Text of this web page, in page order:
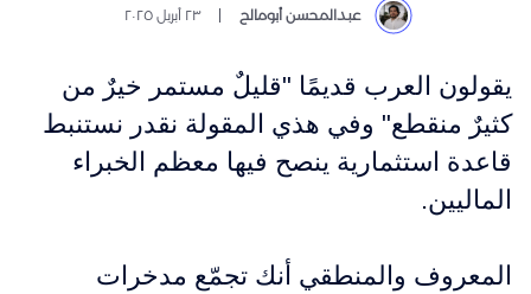
عبدالمحسن أبومالح ٢٣ أبريل ٢٠٢٥
يقولون العرب قديمًا "قليلٌ مستمر خيرٌ من
كثيرٌ منقطع" وفي هذي المقولة نقدر نستنبط
قاعدة استثمارية ينصح فيها معظم الخبراء
الماليين.
المعروف والمنطقي أنك تجمّع مدخرات